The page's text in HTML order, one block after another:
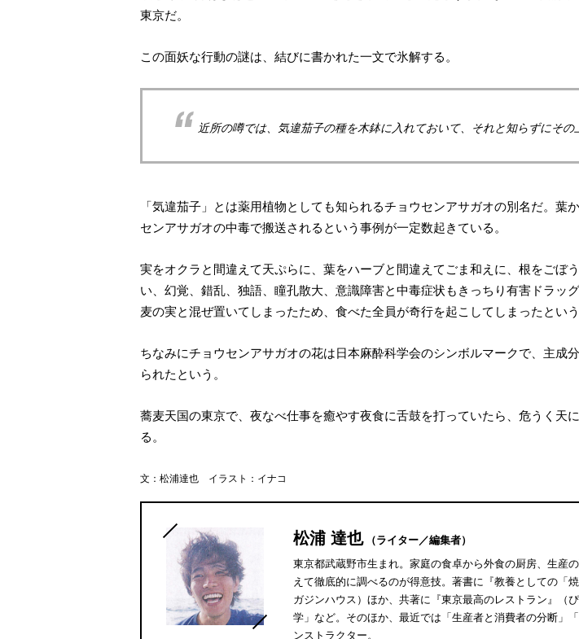
東京だ。
この面妖な行動の謎は、結びに書かれた一文で氷解する。
近所の噂では、気違茄子の種を木鉢に入れておいて、それと知らずにその
「気違茄子」とは薬用植物としても知られるチョウセンアサガオの別名だ。
センアサガオの中毒で搬送されるという事例が一定数起きている。
実をオクラと間違えて天ぷらに、葉をハーブと間違えてごま和えに、根をご
い、幻覚、錯乱、独語、瞳孔散大、意識障害と中毒症状もきっちり有害ドラッグ
麦の実と混ぜ置いてしまったため、食べた全員が奇行を起こしてしまったという
ちなみにチョウセンアサガオの花は日本麻酔科学会のシンボルマークで、主成
られたという。
蕎麦天国の東京で、夜なべ仕事を癒やす夜食に舌鼓を打っていたら、危うく
る。
文：松浦達也 イラスト：イナコ
松浦 達也
（ライター／編集者）
東京都武蔵野市生まれ。家庭の食卓から外食の厨房、生産
えて徹底的に調べるのが得意技。著書に『教養としての「
ガジンハウス）ほか、共著に『東京最高のレストラン』（
学」など。そのほか、最近では「生産者と消費者の分断」
ンストラクター。